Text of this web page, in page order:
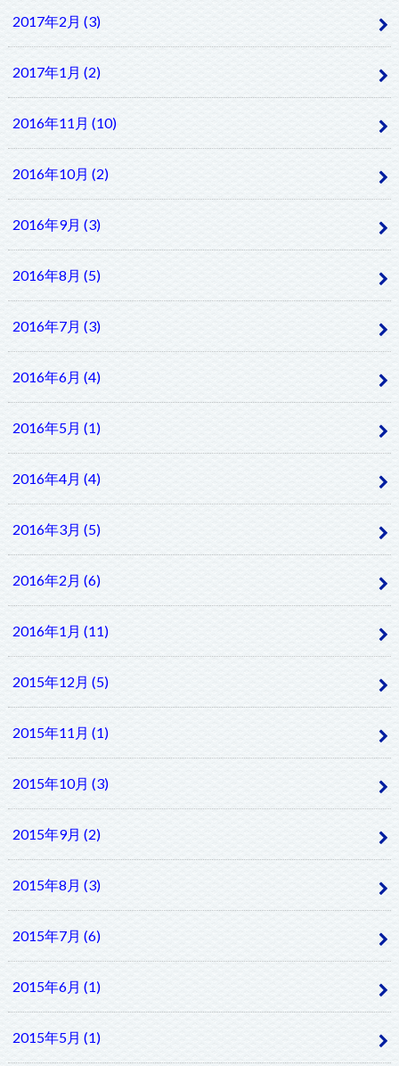
2017年2月 (3)
2017年1月 (2)
2016年11月 (10)
2016年10月 (2)
2016年9月 (3)
2016年8月 (5)
2016年7月 (3)
2016年6月 (4)
2016年5月 (1)
2016年4月 (4)
2016年3月 (5)
2016年2月 (6)
2016年1月 (11)
2015年12月 (5)
2015年11月 (1)
2015年10月 (3)
2015年9月 (2)
2015年8月 (3)
2015年7月 (6)
2015年6月 (1)
2015年5月 (1)